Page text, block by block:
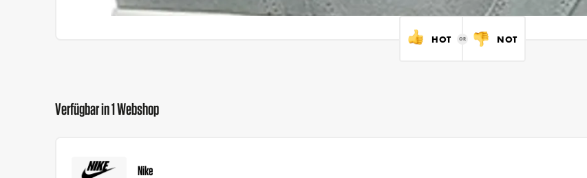
HOT NOT
Verfügbar in 1 Webshop
Nike